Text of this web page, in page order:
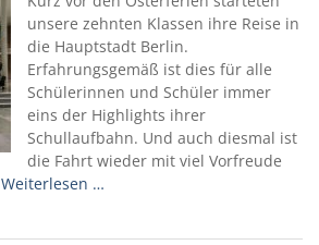
unsere zehnten Klassen ihre Reise in
die Hauptstadt Berlin.
Erfahrungsgemäß ist dies für alle
Schülerinnen und Schüler immer
eins der Highlights ihrer
Schullaufbahn. Und auch diesmal ist
die Fahrt wieder mit viel Vorfreude
Weiterlesen …